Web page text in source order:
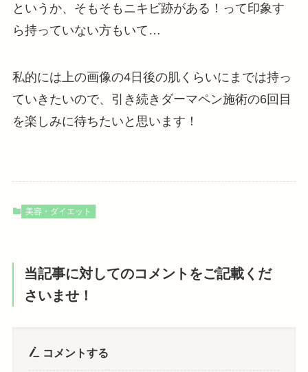
というか、そもそもニキビ跡がある！って印象す
ら持っていない方もいて…
私的には上の画像の4日後の肌くらいにまでは持っ
ていきたいので、引き続きダーマペン施術の6回目
を楽しみに待ちたいと思います！
美容・ダイエット
当記事に対してのコメントをご記載くだ
さいませ！
コメントする